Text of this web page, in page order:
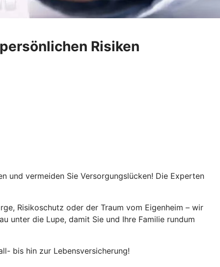
Risiken
und vermeiden Sie Versorgungslücken! Die Experten
Risikoschutz oder der Traum vom Eigenheim – wir
unter die Lupe, damit Sie und Ihre Familie rundum
bis hin zur Lebensversicherung!